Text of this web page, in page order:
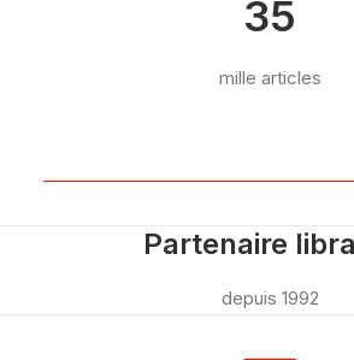
35
mille articles
Partenaire
depuis 1992